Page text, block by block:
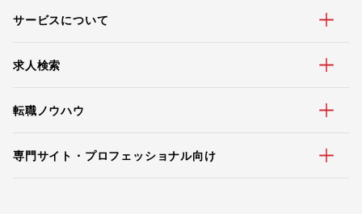
サービスについて
求人検索
転職ノウハウ
専門サイト・プロフェッショナル向け